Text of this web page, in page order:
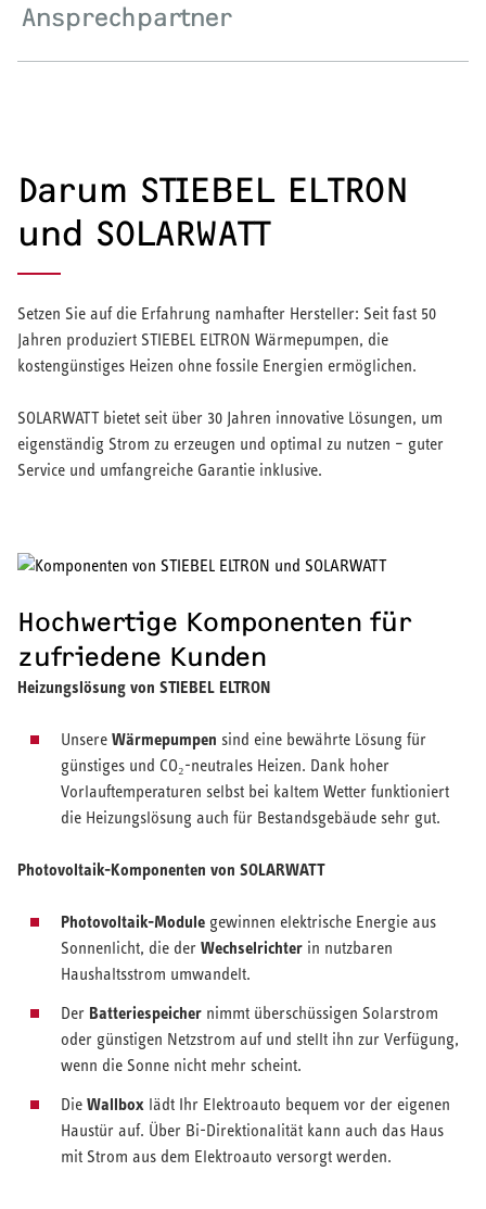
Ansprechpartner
Darum STIEBEL ELTRON
und SOLARWATT
Setzen Sie auf die Erfahrung namhafter Hersteller: Seit fast 50
Jahren produziert STIEBEL ELTRON Wärmepumpen, die
kostengünstiges Heizen ohne fossile Energien ermöglichen.
SOLARWATT bietet seit über 30 Jahren innovative Lösungen, um
eigenständig Strom zu erzeugen und optimal zu nutzen – guter
Service und umfangreiche Garantie inklusive.
Hochwertige Komponenten für
zufriedene Kunden
Heizungslösung von STIEBEL ELTRON
Unsere Wärmepumpen sind eine bewährte Lösung für
günstiges und CO₂-neutrales Heizen. Dank hoher
Vorlauftemperaturen selbst bei kaltem Wetter funktioniert
die Heizungslösung auch für Bestandsgebäude sehr gut.
Photovoltaik-Komponenten von SOLARWATT
Photovoltaik-Module gewinnen elektrische Energie aus
Sonnenlicht, die der Wechselrichter in nutzbaren
Haushaltsstrom umwandelt.
Der Batteriespeicher nimmt überschüssigen Solarstrom
oder günstigen Netzstrom auf und stellt ihn zur Verfügung,
wenn die Sonne nicht mehr scheint.
Die Wallbox lädt Ihr Elektroauto bequem vor der eigenen
Haustür auf. Über Bi-Direktionalität kann auch das Haus
mit Strom aus dem Elektroauto versorgt werden.